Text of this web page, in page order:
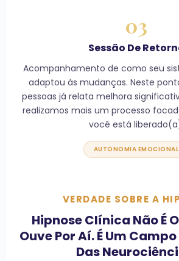
03
Sessão De
Acompanhamento de como seu
adaptou às mudanças. Neste
pessoas já relata melhora
realizamos mais um processo
você está
AUTONOMIA EMOCIONAL
VERDADE SOBRE A
Hipnose Clínica Não É
Ouve Por Aí. É Um
Das